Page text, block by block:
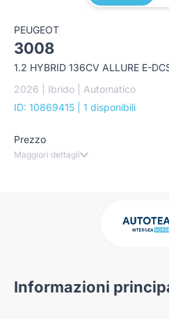
PEUGEOT
3008
1.2 HYBRID 136CV ALLURE E-
2026 | Ibrido | Automatico
ID: 10869415
| 1 disponibili
Prezzo
Maggiori dettagli
Informazioni